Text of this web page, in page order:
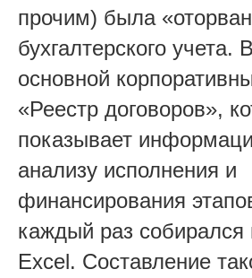
прочим) была
бухгалтерского учета.
основной
«Реестр договоров»,
показывает
анализу исполнения и
финансирования
каждый раз собирался
Excel. Составление